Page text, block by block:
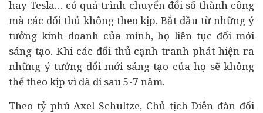
hay Tesla… có quá trình chuyển đổi số thành công
mà các đối thủ không theo kịp. Bắt đầu từ những ý
tưởng kinh doanh của mình, họ liên tục đổi mới
sáng tạo. Khi các đối thủ cạnh tranh phát hiện ra
những ý tưởng đổi mới sáng tạo của họ sẽ không
thể theo kịp vì đã đi sau 5-7 năm.
Theo tỷ phú Axel Schultze, Chủ tịch Diễn đàn đổi